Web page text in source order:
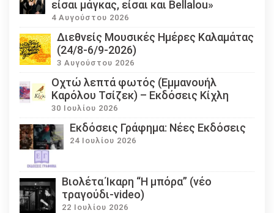
είσαι μάγκας, είσαι και Bellalou»
4 Αυγούστου 2026
Διεθνείς Μουσικές Ημέρες Καλαμάτας
(24/8-6/9-2026)
3 Αυγούστου 2026
Οχτώ λεπτά φωτός (Εμμανουήλ
Καρόλου Τσίζεκ) – Εκδόσεις Κίχλη
30 Ιουλίου 2026
Εκδόσεις Γράφημα: Νέες Εκδόσεις
24 Ιουλίου 2026
Βιολέτα Ίκαρη “Η μπόρα” (νέο
τραγούδι-video)
22 Ιουλίου 2026